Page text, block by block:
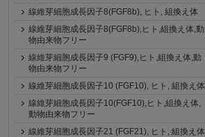
線維芽細胞成長因子8(FGF8b), ヒト, 組換え体
線維芽細胞成長因子8(FGF8b),ヒト,組換え体,動
物由来物フリー
線維芽細胞成長因子9 (FGF9),ヒト,組換え体,動
物由来物フリー
線維芽細胞成長因子10 (FGF10), ヒト, 組換え体
線維芽細胞成長因子10(FGF10),ヒト,組換え体,
動物由来物フリー
線維芽細胞成長因子21 (FGF21), ヒト, 組換え体